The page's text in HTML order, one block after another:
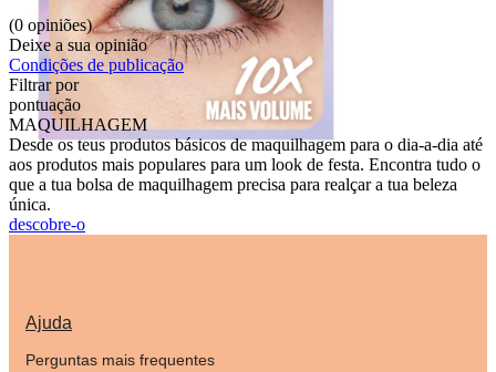
(0 opiniões)
Deixe a sua opinião
Condições de publicação
Filtrar por
pontuação
MAQUILHAGEM
Desde os teus produtos básicos de maquilhagem para o dia-a-dia até
aos produtos mais populares para um look de festa. Encontra tudo o
que a tua bolsa de maquilhagem precisa para realçar a tua beleza
única.
descobre-o
Ajuda
Perguntas mais frequentes